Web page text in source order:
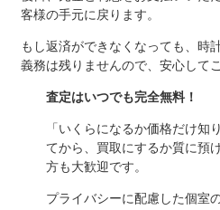
客様の手元に戻ります。
もし返済ができなくなっても、時
義務は残りませんので、安心して
査定はいつでも完全無料！
「いくらになるか価格だけ知
てから、買取にするか質に預
方も大歓迎です。
プライバシーに配慮した個室